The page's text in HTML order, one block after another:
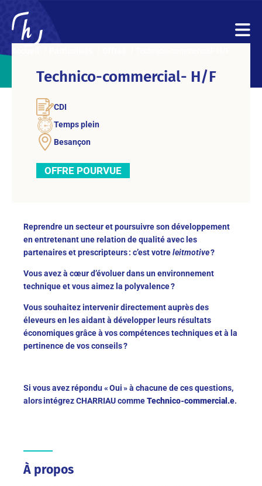
Technico-commercial- H/F
CDI
Temps plein
Besançon
OFFRE POURVUE
Reprendre un secteur et poursuivre son développement
en entretenant une relation de qualité avec les
partenaires et prescripteurs : c’est votreleitmotive?
Vous avez à cœur d’évoluer dans un environnement
technique et vous aimez la polyvalence ?
Vous souhaitez intervenir directement auprès des
éleveurs en les aidant à développer leurs résultats
économiques grâce à vos compétences techniques et à la
pertinence de vos conseils ?
Si vous avez répondu « Oui » à chacune de ces questions,
alors intégrez CHARRIAU commeTechnico-commercial.e.
À propos